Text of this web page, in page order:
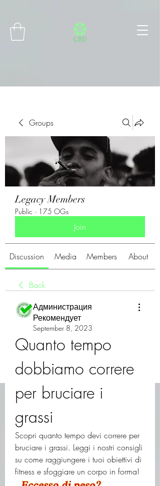
Groups
Legacy Members
Public · 175 OGs
Join
Discussion Media Members About
Back
Администрация
Рекомендует
September 8, 2023
Quanto tempo
dobbiamo correre
per bruciare i
grassi
Scopri quanto tempo devi correre per
bruciare i grassi. Leggi i nostri consigli
su come raggiungere i tuoi obiettivi di
fitness e sfoggiare un corpo in forma!